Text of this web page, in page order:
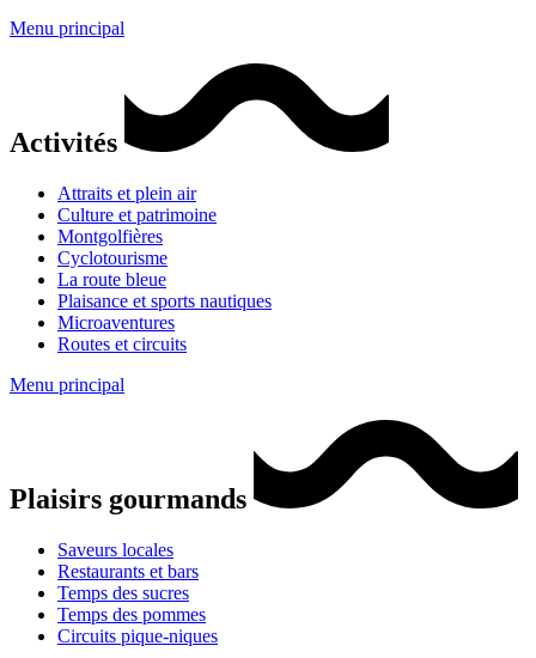
Menu principal
Activités
Attraits et plein air
Culture et patrimoine
Montgolfières
Cyclotourisme
La route bleue
Plaisance et sports nautiques
Microaventures
Routes et circuits
Menu principal
Plaisirs gourmands
Saveurs locales
Restaurants et bars
Temps des sucres
Temps des pommes
Circuits pique-niques